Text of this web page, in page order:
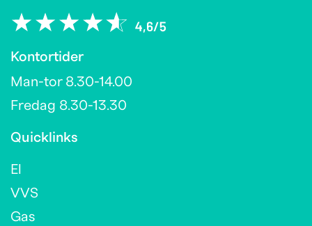
Kontortider
Man-tor 8.30-14.00
Fredag 8.30-13.30
Quicklinks
El
VVS
Gas